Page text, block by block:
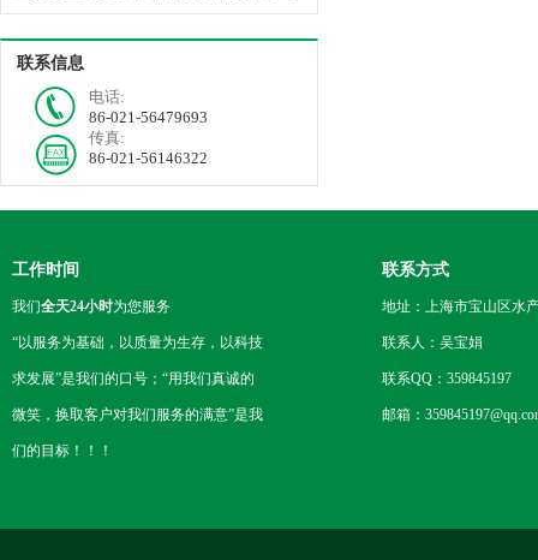
联系信息
电话:
86-021-56479693
传真:
86-021-56146322
工作时间
我们全天24小时为您服务
“以服务为基础，以质量为生存，以科技
求发展”是我们的口号；“用我们真诚的
微笑，换取客户对我们服务的满意”是我
们的目标！！！
联系方式
地址：上海市宝山区水
联系人：吴宝娟
联系QQ：359845197
邮箱：